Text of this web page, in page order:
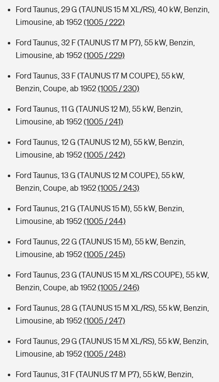
Ford Taunus, 29 G (TAUNUS 15 M XL/RS), 40 kW, Benzin,
Limousine, ab 1952(1005 / 222)
Ford Taunus, 32 F (TAUNUS 17 M P7), 55 kW, Benzin,
Limousine, ab 1952(1005 / 229)
Ford Taunus, 33 F (TAUNUS 17 M COUPE), 55 kW,
Benzin, Coupe, ab 1952(1005 / 230)
Ford Taunus, 11 G (TAUNUS 12 M), 55 kW, Benzin,
Limousine, ab 1952(1005 / 241)
Ford Taunus, 12 G (TAUNUS 12 M), 55 kW, Benzin,
Limousine, ab 1952(1005 / 242)
Ford Taunus, 13 G (TAUNUS 12 M COUPE), 55 kW,
Benzin, Coupe, ab 1952(1005 / 243)
Ford Taunus, 21 G (TAUNUS 15 M), 55 kW, Benzin,
Limousine, ab 1952(1005 / 244)
Ford Taunus, 22 G (TAUNUS 15 M), 55 kW, Benzin,
Limousine, ab 1952(1005 / 245)
Ford Taunus, 23 G (TAUNUS 15 M XL/RS COUPE), 55 kW,
Benzin, Coupe, ab 1952(1005 / 246)
Ford Taunus, 28 G (TAUNUS 15 M XL/RS), 55 kW, Benzin,
Limousine, ab 1952(1005 / 247)
Ford Taunus, 29 G (TAUNUS 15 M XL/RS), 55 kW, Benzin,
Limousine, ab 1952(1005 / 248)
Ford Taunus, 31 F (TAUNUS 17 M P7), 55 kW, Benzin,